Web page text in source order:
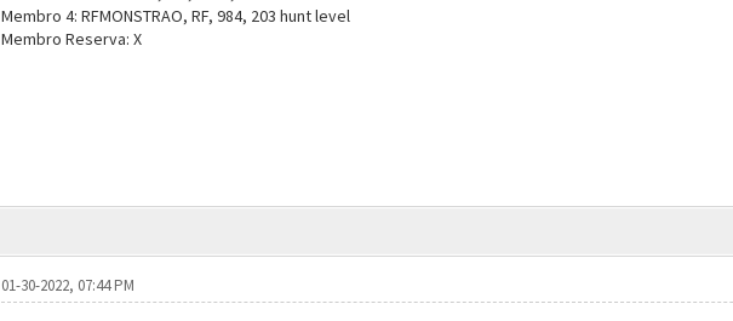
Membro 4: RFMONSTRAO, RF, 984, 203 hunt level
Membro Reserva: X
01-30-2022, 07:44 PM